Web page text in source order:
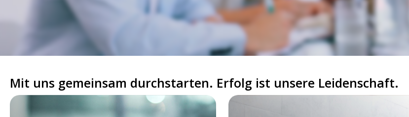
Mit uns gemeinsam durchstarten. Erfolg ist unsere Leidenschaft.